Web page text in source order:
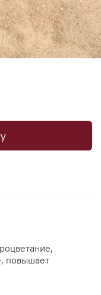
повышает